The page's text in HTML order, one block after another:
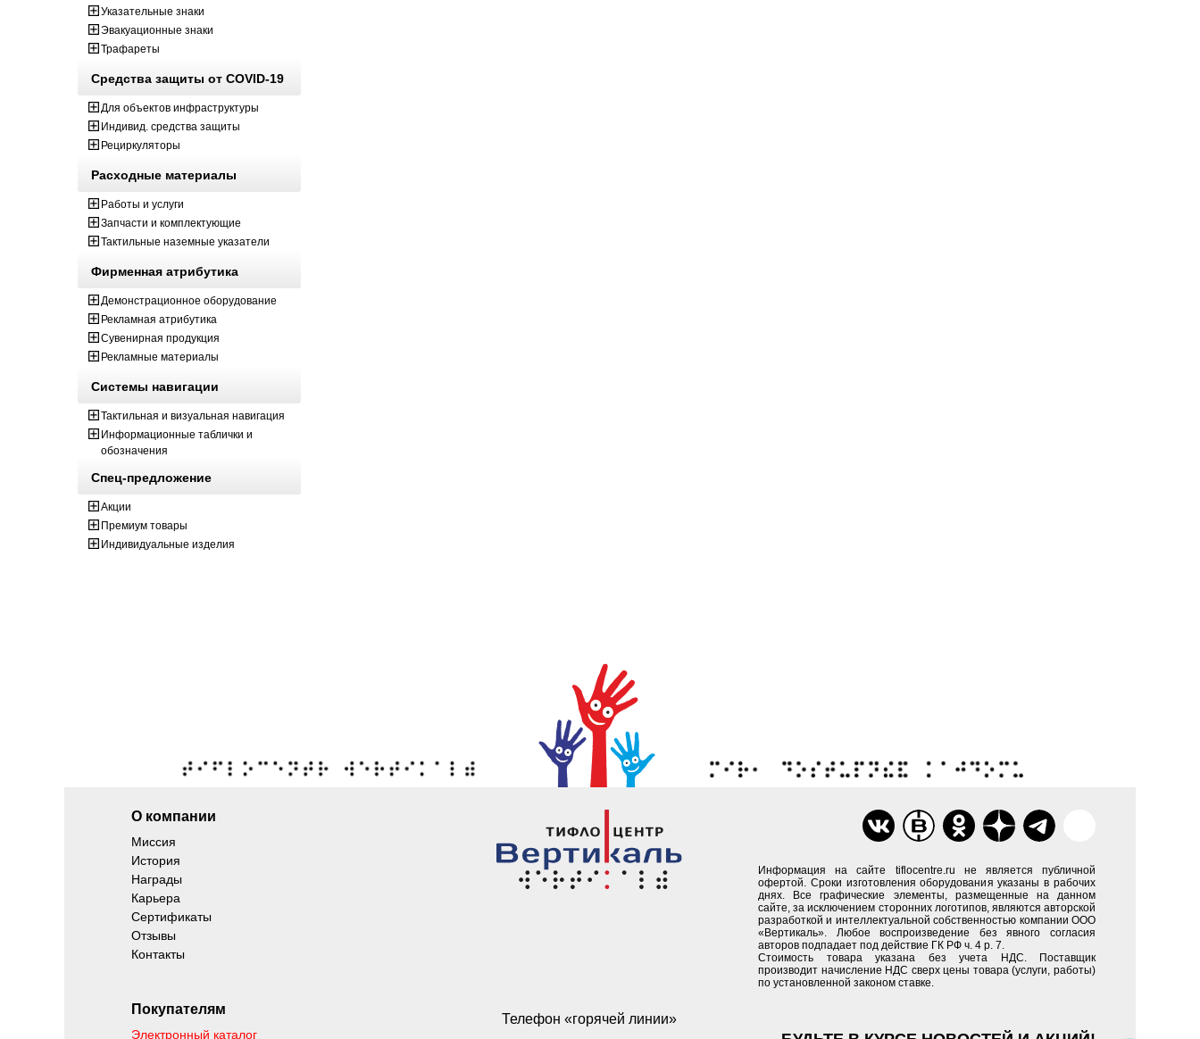
Указательные знаки
Эвакуационные знаки
Трафареты
Средства защиты от COVID-19
Для объектов инфраструктуры
Индивид. средства защиты
Рециркуляторы
Расходные материалы
Работы и услуги
Запчасти и комплектующие
Тактильные наземные указатели
Фирменная атрибутика
Демонстрационное оборудование
Рекламная атрибутика
Сувенирная продукция
Рекламные материалы
Системы навигации
Тактильная и визуальная навигация
Информационные таблички и
обозначения
Спец-предложение
Акции
Премиум товары
Индивидуальные изделия
О компании
Миссия
История
Награды
Карьера
Сертификаты
Отзывы
Контакты
Информация на сайте tiflocentre.ru не является публичной
офертой. Сроки изготовления оборудования указаны в рабочих
днях. Все графические элементы, размещенные на данном
сайте, за исключением сторонних логотипов, являются авторской
разработкой и интеллектуальной собственностью компании ООО
«Вертикаль». Любое воспроизведение без явного согласия
авторов подпадает под действие ГК РФ ч. 4 р. 7.
Стоимость товара указана без учета НДС. Поставщик
производит начисление НДС сверх цены товара (услуги, работы)
по установленной законом ставке.
Покупателям
Электронный каталог
Телефон «горячей линии»